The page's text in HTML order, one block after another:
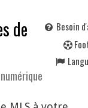
de
Besoin
F